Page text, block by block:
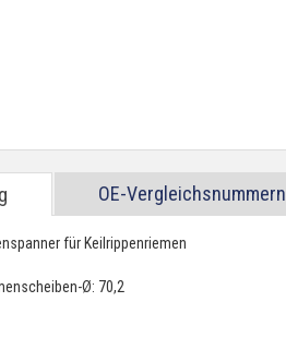
OE-Vergleichsnummern
für Keilrippenriemen
Ø: 70,2